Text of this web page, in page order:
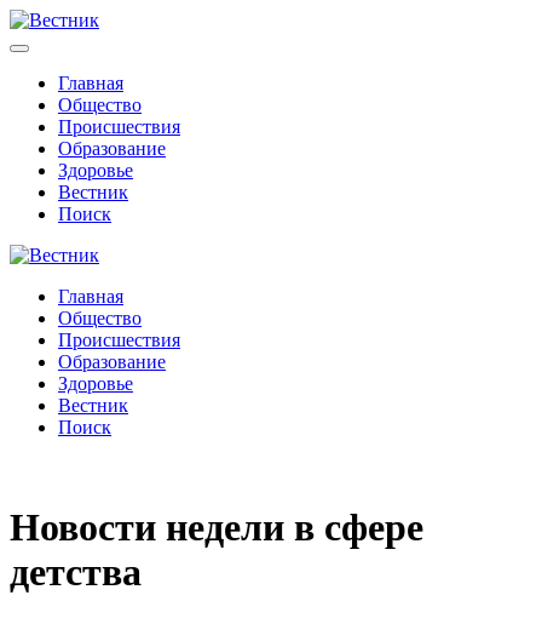
Главная
Общество
Происшествия
Образование
Здоровье
Вестник
Поиск
Главная
Общество
Происшествия
Образование
Здоровье
Вестник
Поиск
Новости недели в сфере
детства